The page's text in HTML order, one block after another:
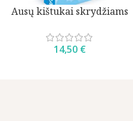
Ausų kištukai skrydžiams
14,50 €